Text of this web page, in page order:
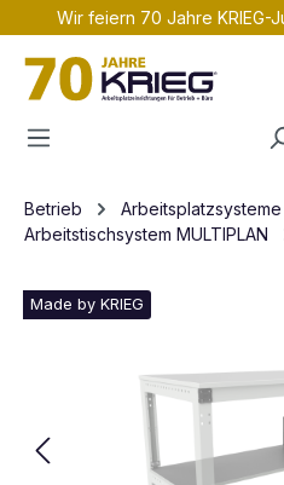
Zum Hauptinhalt springen
Wir feiern 70 Jahre KRIEG-
Betrieb
Arbeitsplatzsysteme
Arbeitstischsystem MULTIPLAN
Made by KRIEG